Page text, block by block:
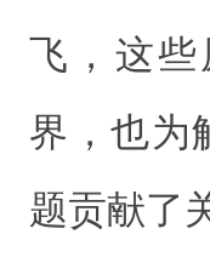
飞，这
界，也为
题贡献了